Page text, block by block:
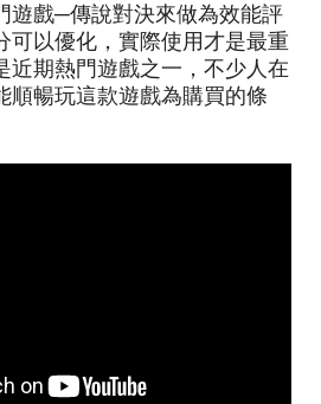
遊戲─傳說對決來做為效能評
可以優化，實際使用才是最重
近期熱門遊戲之一，不少人在
順暢玩這款遊戲為購買的條